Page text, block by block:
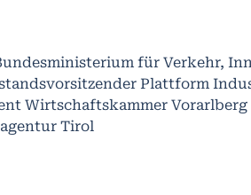
für Verkehr,
Plattform
Wirtschaftskammer Vorarlberg
Tirol